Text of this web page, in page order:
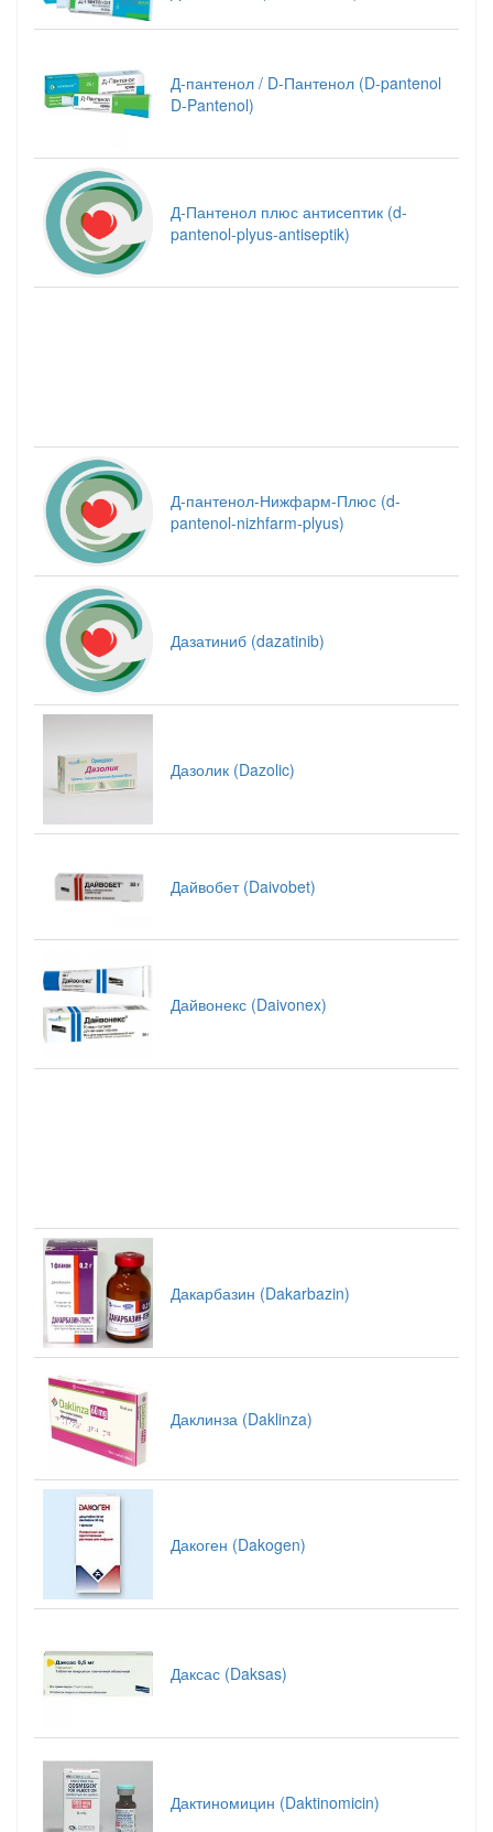
Д-пантенол / D-Пантенол (D-pantenol
D-Pantenol)
Д-Пантенол плюс антисептик (d-
pantenol-plyus-antiseptik)
Д-пантенол-Нижфарм-Плюс (d-
pantenol-nizhfarm-plyus)
Дазатиниб (dazatinib)
Дазолик (Dazolic)
Дайвобет (Daivobet)
Дайвонекс (Daivonex)
Дакарбазин (Dakarbazin)
Даклинза (Daklinza)
Дакоген (Dakogen)
Даксас (Daksas)
Дактиномицин (Daktinomicin)